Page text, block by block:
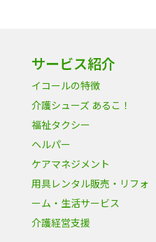
サービス紹介
イコールの特徴
介護シューズ あるこ！
福祉タクシー
ヘルパー
ケアマネジメント
用具レンタル販売・リフォ
ーム・生活サービス
介護経営支援